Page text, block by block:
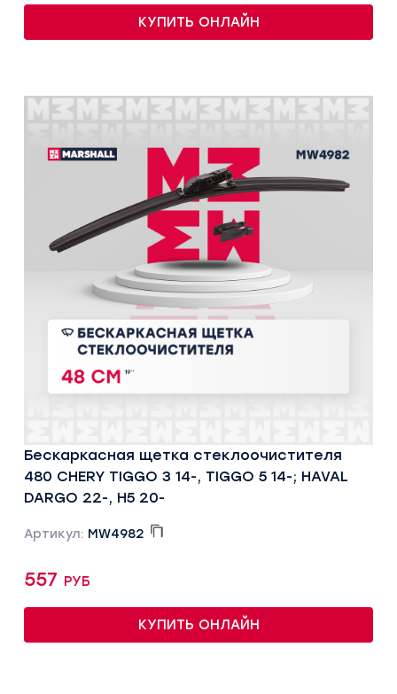
КУПИТЬ ОНЛАЙН
Бескаркасная щетка стеклоочистителя
480 CHERY TIGGO 3 14-, TIGGO 5 14-; HAVAL
DARGO 22-, H5 20-
Артикул: MW4982
557 руб
КУПИТЬ ОНЛАЙН